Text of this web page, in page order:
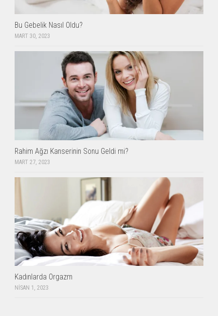
Bu Gebelik Nasıl Oldu?
MART 30, 2023
Rahim Ağzı Kanserinin Sonu Geldi mi?
MART 27, 2023
Kadınlarda Orgazm
NISAN 1, 2023